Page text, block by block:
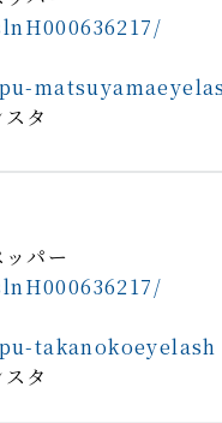
タ
パー
takanokoeyelash
タ